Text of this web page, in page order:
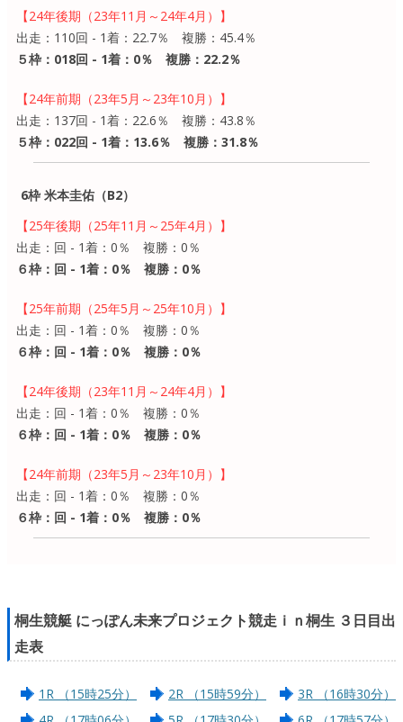
【24年後期（23年11月～24年4月）】
出走：110回 - 1着：22.7％ 複勝：45.4％
５枠：018回 - 1着：0％ 複勝：22.2％
【24年前期（23年5月～23年10月）】
出走：137回 - 1着：22.6％ 複勝：43.8％
５枠：022回 - 1着：13.6％ 複勝：31.8％
6枠 米本圭佑（B2）
【25年後期（25年11月～25年4月）】
出走：回 - 1着：0％ 複勝：0％
６枠：回 - 1着：0％ 複勝：0％
【25年前期（25年5月～25年10月）】
出走：回 - 1着：0％ 複勝：0％
６枠：回 - 1着：0％ 複勝：0％
【24年後期（23年11月～24年4月）】
出走：回 - 1着：0％ 複勝：0％
６枠：回 - 1着：0％ 複勝：0％
【24年前期（23年5月～23年10月）】
出走：回 - 1着：0％ 複勝：0％
６枠：回 - 1着：0％ 複勝：0％
桐生競艇 にっぽん未来プロジェクト競走ｉｎ桐生 ３日目出
走表
1R （15時25分） 2R （15時59分）
3R （16時30分）